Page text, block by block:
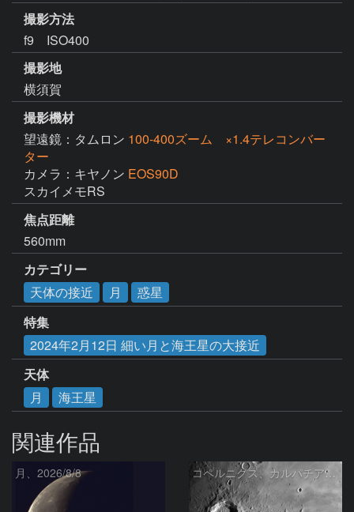
撮影方法
f9 ISO400
撮影地
横須賀
撮影機材
望遠鏡：タムロン 100-400ズーム ×1.4テレコンバー
ター
カメラ：キヤノン EOS90D
スカイメモRS
焦点距離
560mm
カテゴリー
天体の接近
月
惑星
特集
2024年2月12日 細い月と海王星の大接近
天体
月
海王星
関連作品
月、2026/8/8 コペルニクス、カルパチア山脈付近